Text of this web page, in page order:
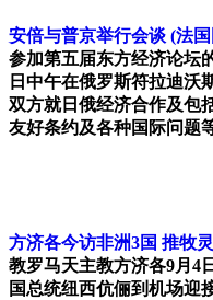
安倍与普京举行会谈 (法
参加第五届东方经济论坛
日中午在俄罗斯符拉迪沃
双方就日俄经济合作及包
友好条约及各种国际问题
方济各今访非洲3国 推牧
教罗马天主教方济各9月4
国总统纽西伉俪到机场迎